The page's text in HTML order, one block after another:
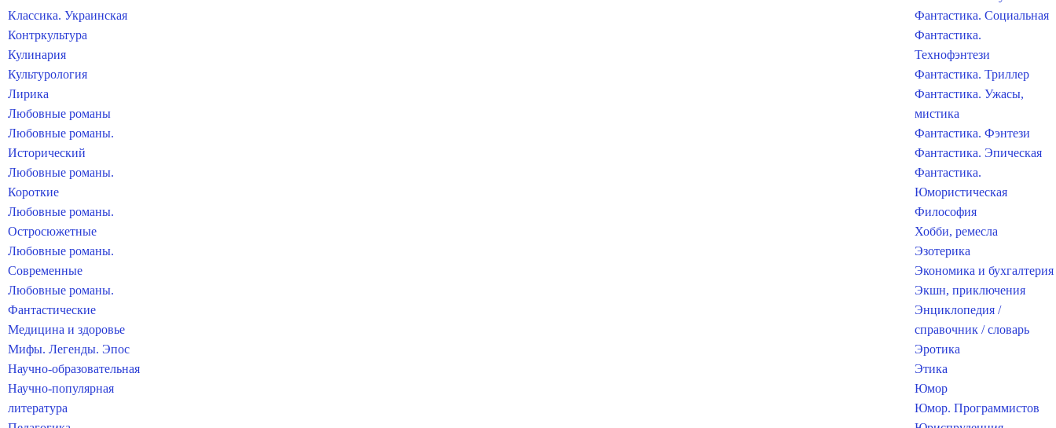
Классика. Украинская
Контркультура
Кулинария
Культурология
Лирика
Любовные романы
Любовные романы.
Исторический
Любовные романы.
Короткие
Любовные романы.
Остросюжетные
Любовные романы.
Современные
Любовные романы.
Фантастические
Медицина и здоровье
Мифы. Легенды. Эпос
Научно-образовательная
Научно-популярная
литература
Фантастика. Социальная
Фантастика.
Технофэнтези
Фантастика. Триллер
Фантастика. Ужасы,
мистика
Фантастика. Фэнтези
Фантастика. Эпическая
Фантастика.
Юмористическая
Философия
Хобби, ремесла
Эзотерика
Экономика и бухгалтерия
Экшн, приключения
Энциклопедия /
справочник / словарь
Эротика
Этика
Юмор
Юмор. Программистов